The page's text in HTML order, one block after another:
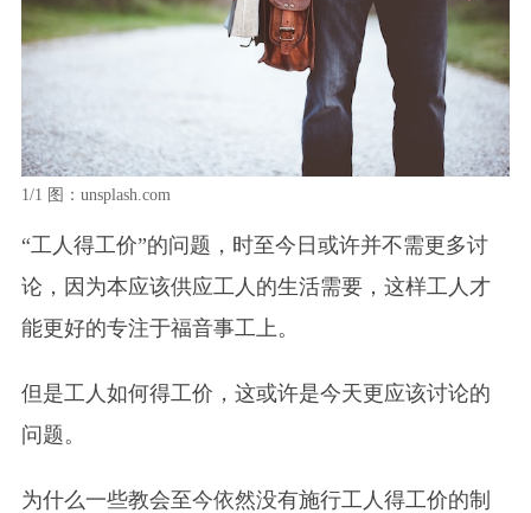
1/1 图：unsplash.com
“工人得工价”的问题，时至今日或许并不需更多讨
论，因为本应该供应工人的生活需要，这样工人才
能更好的专注于福音事工上。
但是工人如何得工价，这或许是今天更应该讨论的
问题。
为什么一些教会至今依然没有施行工人得工价的制